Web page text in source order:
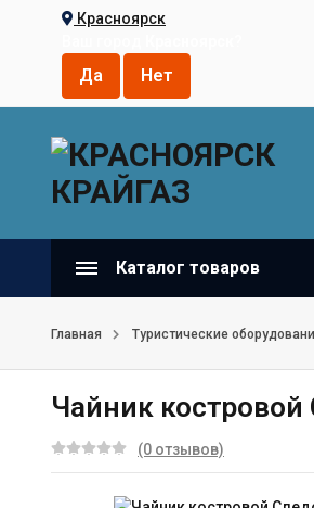
Красноярск
Каталог товаров
Главная Туристические
Чайник костровой
(0 отзывов)